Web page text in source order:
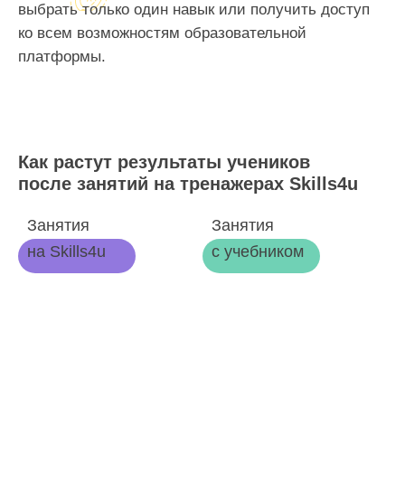
выбрать только один навык или получить доступ
ко всем возможностям образовательной
платформы.
Как растут результаты учеников
после занятий на тренажерах Skills4u
Занятия
на Skills4u
Занятия
с учебником